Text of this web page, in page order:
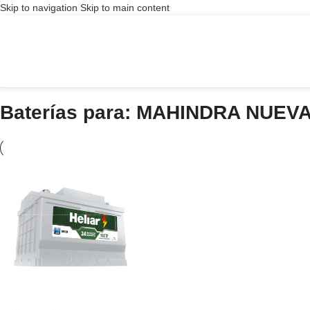
Skip to navigation Skip to main content
Baterías para: MAHINDRA